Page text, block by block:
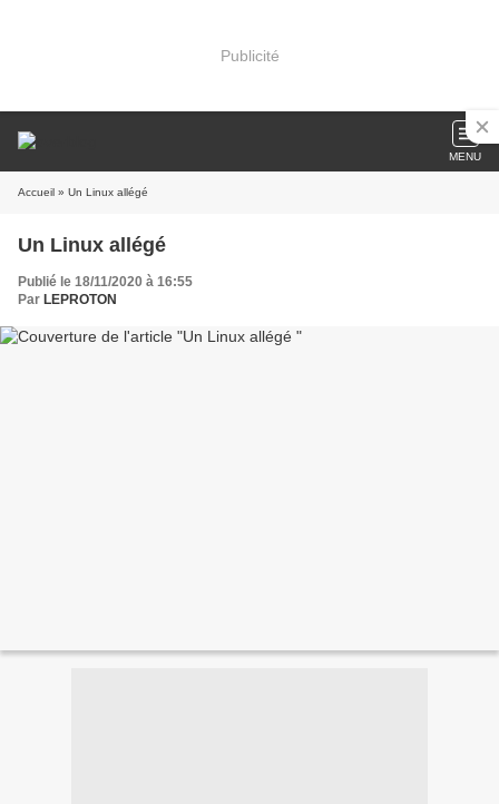
Publicité
MENU
Accueil » Un Linux allégé
Un Linux allégé
Publié le 18/11/2020 à 16:55
Par LEPROTON